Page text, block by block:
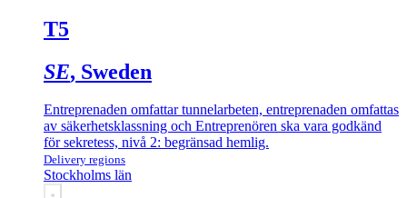
T5
SE, Sweden
Entreprenaden omfattar tunnelarbeten, entreprenaden omfattas
av säkerhetsklassning och Entreprenören ska vara godkänd
för sekretess, nivå 2: begränsad hemlig.
Delivery regions
Stockholms län